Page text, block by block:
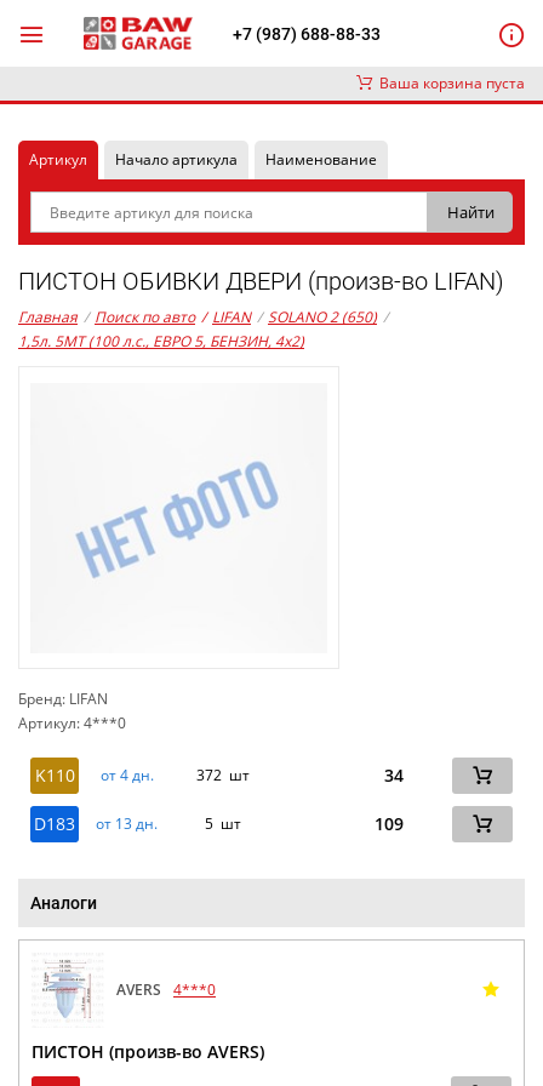
+7 (987) 688-88-33
Ваша корзина пуста
Артикул Начало артикула Наименование
ПИСТОН ОБИВКИ ДВЕРИ (произв-во LIFAN)
Главная / Поиск по авто / LIFAN / SOLANO 2 (650) /
1,5л. 5MT (100 л.с., ЕВРО 5, БЕНЗИН, 4x2)
Бренд: LIFAN
Артикул: 4***0
K110 от 4 дн. 372 шт 34
D183 от 13 дн. 5 шт 109
Аналоги
AVERS 4***0
ПИСТОН (произв-во AVERS)